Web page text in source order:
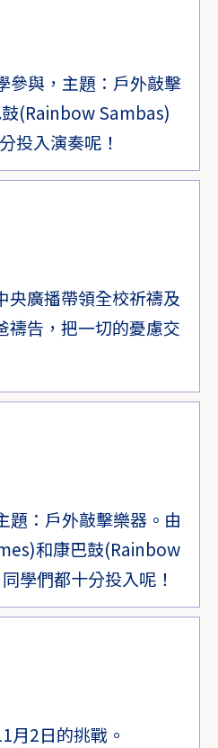
參與，主題：戶外敲擊
(Rainbow Sambas)
投入演奏呢！
央廣播帶領全校祈禱及
禱告，把一切的憂慮交
題：戶外敲擊樂器。由
和康巴鼓(Rainbow
學們都十分投入呢！
月2日的挑戰。